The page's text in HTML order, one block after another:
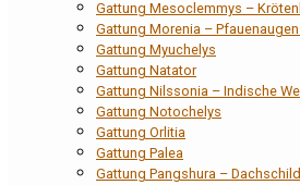
Gattung Mesoclemmys –
Gattung Morenia –
Gattung Myuchelys
Gattung Natator
Gattung Nilssonia – Indische
Gattung Notochelys
Gattung Orlitia
Gattung Palea
Gattung Pangshura –